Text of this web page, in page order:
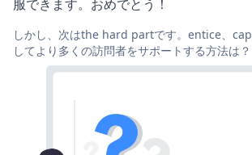
服できます。おめでとう！
しかし、次はthe hard partです。entice、
してより多くの訪問者をサポートする方法は？